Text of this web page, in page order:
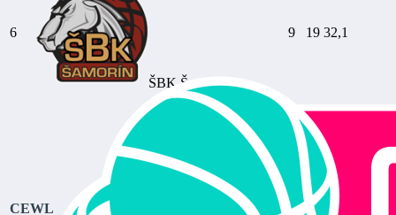
6
ŠBK Šamorín
9 19 32,1
CEWL